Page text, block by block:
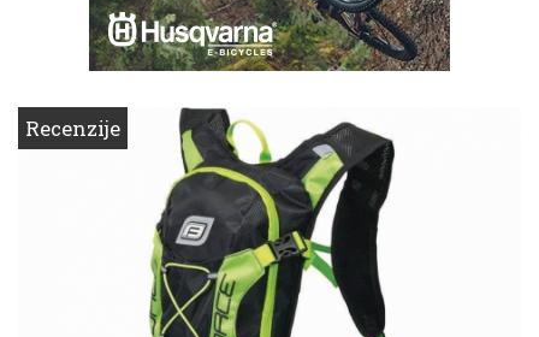
Recenzije